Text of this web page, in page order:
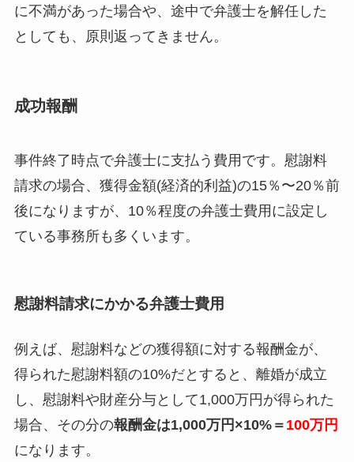
に不満があった場合や、途中で弁護士を解任した
としても、原則返ってきません。
成功報酬
事件終了時点で弁護士に支払う費用です。慰謝料
請求の場合、獲得金額(経済的利益)の15％〜20％前
後になりますが、10％程度の弁護士費用に設定し
ている事務所も多くいます。
慰謝料請求にかかる弁護士費用
例えば、慰謝料などの獲得額に対する報酬金が、
得られた慰謝料額の10%だとすると、離婚が成立
し、慰謝料や財産分与として1,000万円が得られた
場合、その分の報酬金は1,000万円×10%＝ 100万円
になります。